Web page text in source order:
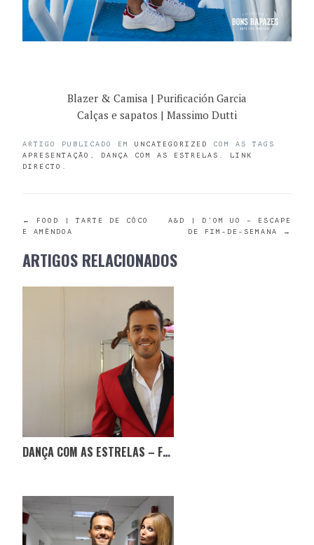
Blazer & Camisa | Purificación Garcia
Calças e sapatos | Massimo Dutti
ARTIGO PUBLICADO EM UNCATEGORIZED
COM AS TAGS
APRESENTAÇÃO , DANÇA COM AS ESTRELAS . LINK
DIRECTO .
POST
NAVIGATION
←
FOOD | TARTE DE CÔCO
E AMÊNDOA
A&D | D’OM UO – ESCAPE
DE FIM-DE-SEMANA
→
ARTIGOS RELACIONADOS
DANÇA COM AS ESTRELAS – FINAL